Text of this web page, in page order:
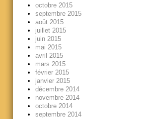
octobre 2015
septembre 2015
août 2015
juillet 2015
juin 2015
mai 2015
avril 2015
mars 2015
février 2015
janvier 2015
décembre 2014
novembre 2014
octobre 2014
septembre 2014